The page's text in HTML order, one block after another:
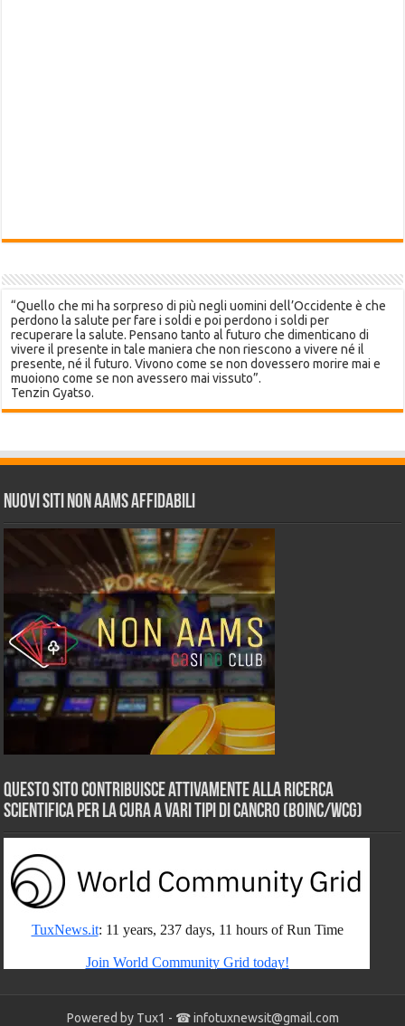
“Quello che mi ha sorpreso di più negli uomini dell’Occidente è che
perdono la salute per fare i soldi e poi perdono i soldi per
recuperare la salute. Pensano tanto al futuro che dimenticano di
vivere il presente in tale maniera che non riescono a vivere né il
presente, né il futuro. Vivono come se non dovessero morire mai e
muoiono come se non avessero mai vissuto”.
Tenzin Gyatso.
Nuovi siti non AAMS affidabili
Questo sito contribuisce attivamente alla ricerca
scientifica per la cura a vari tipi di Cancro (BOINC/WCG)
Powered by Tux1 - ☎infotuxnewsit@gmail.com